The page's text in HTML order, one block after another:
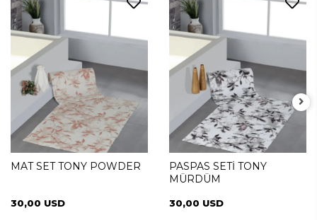
MAT SET TONY POWDER
30,00 USD
PASPAS SETİ TONY
MÜRDÜM
30,00 USD